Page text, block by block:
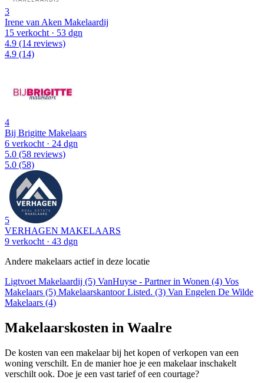
3
Irene van Aken Makelaardij
15 verkocht · 53 dgn
4.9 (14 reviews)
4.9 (14)
4
Bij Brigitte Makelaars
6 verkocht· 24 dgn
5.0 (58 reviews)
5.0 (58)
5
VERHAGEN MAKELAARS
9 verkocht· 43 dgn
Andere makelaars actief in deze locatie
Ligtvoet Makelaardij (5) VanHuyse - Partner in Wonen (4) Vos
Makelaars (5) Makelaarskantoor Listed. (3) Van Engelen De Wilde
Makelaars (4)
Makelaarskosten in Waalre
De kosten van een makelaar bij het kopen of verkopen van een
woning verschilt. En de manier hoe je een makelaar inschakelt
verschilt ook. Doe je een vast tarief of een courtage?